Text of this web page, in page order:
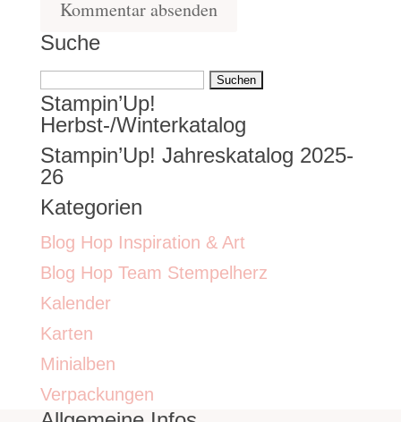
Suche
Suchen
nach:
Stampin’Up!
Herbst-/Winterkatalog
Stampin’Up! Jahreskatalog 2025-
26
Kategorien
Blog Hop Inspiration & Art
Blog Hop Team Stempelherz
Kalender
Karten
Minialben
Verpackungen